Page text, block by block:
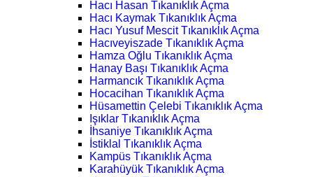
Hacı Hasan Tıkanıklık Açma
Hacı Kaymak Tıkanıklık Açma
Hacı Yusuf Mescit Tıkanıklık Açma
Hacıveyiszade Tıkanıklık Açma
Hamza Oğlu Tıkanıklık Açma
Hanay Başı Tıkanıklık Açma
Harmancık Tıkanıklık Açma
Hocacihan Tıkanıklık Açma
Hüsamettin Çelebi Tıkanıklık Açma
Işıklar Tıkanıklık Açma
İhsaniye Tıkanıklık Açma
İstiklal Tıkanıklık Açma
Kampüs Tıkanıklık Açma
Karahüyük Tıkanıklık Açma